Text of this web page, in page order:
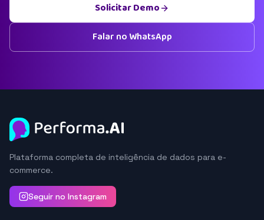
Solicitar Demo
Falar no WhatsApp
Plataforma completa de inteligência de dados para e-
commerce.
Seguir no Instagram